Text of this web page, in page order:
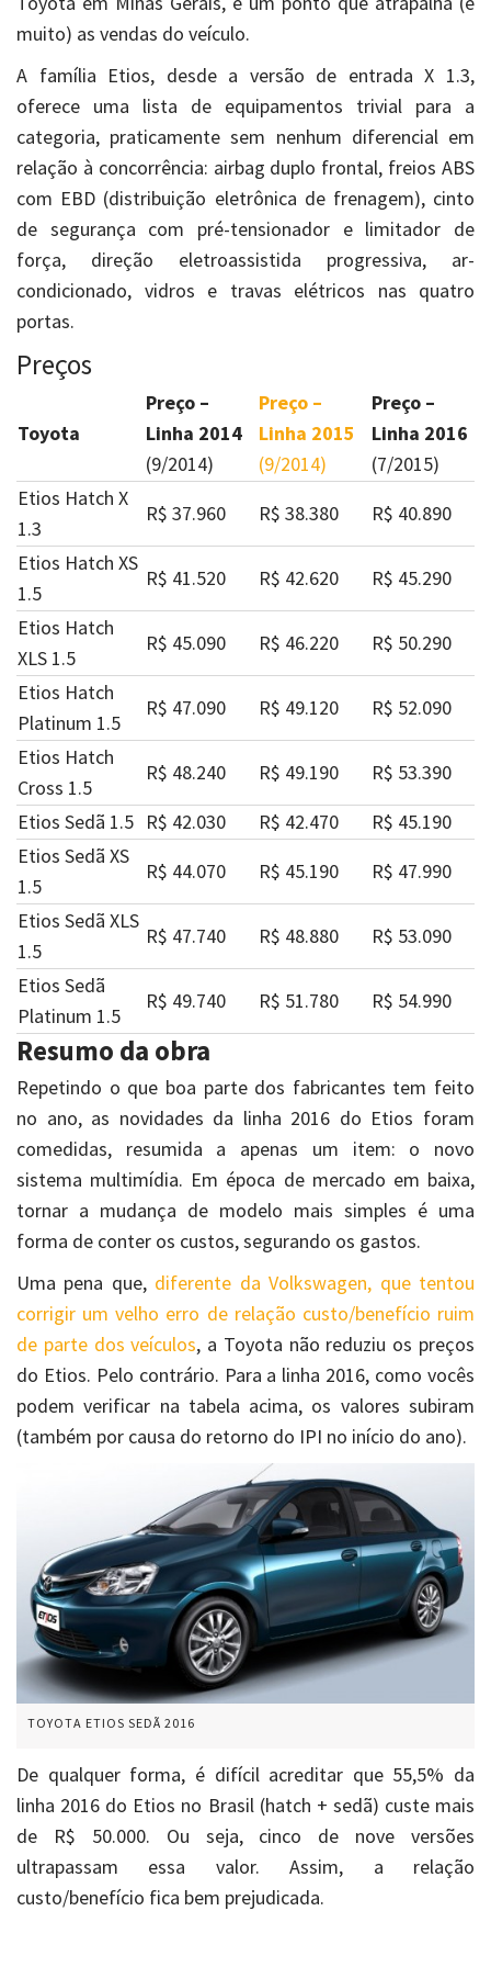
muito) as vendas do veículo.
A família Etios, desde a versão de entrada X 1.3,
oferece uma lista de equipamentos trivial para a
categoria, praticamente sem nenhum diferencial em
relação à concorrência: airbag duplo frontal, freios ABS
com EBD (distribuição eletrônica de frenagem), cinto
de segurança com pré-tensionador e limitador de
força, direção eletroassistida progressiva, ar-
condicionado, vidros e travas elétricos nas quatro
portas.
Preços
Toyota
Preço –
Linha 2014
(9/2014)
Preço –
Linha 2015
(9/2014)
Preço –
Linha 2016
(7/2015)
Etios Hatch X
1.3
R$ 37.960 R$ 38.380
R$ 40.890
Etios Hatch XS
1.5
R$ 41.520 R$ 42.620
R$ 45.290
Etios Hatch
XLS 1.5
R$ 45.090 R$ 46.220
R$ 50.290
Etios Hatch
Platinum 1.5
R$ 47.090 R$ 49.120
R$ 52.090
Etios Hatch
Cross 1.5
R$ 48.240 R$ 49.190
R$ 53.390
Etios Sedã 1.5 R$ 42.030 R$ 42.470
R$ 45.190
Etios Sedã XS
1.5
R$ 44.070 R$ 45.190
R$ 47.990
Etios Sedã XLS
1.5
R$ 47.740 R$ 48.880
R$ 53.090
Etios Sedã
Platinum 1.5
R$ 49.740 R$ 51.780 R$ 54.990
Resumo da obra
Repetindo o que boa parte dos fabricantes tem feito
no ano, as novidades da linha 2016 do Etios foram
comedidas, resumida a apenas um item: o novo
sistema multimídia. Em época de mercado em baixa,
tornar a mudança de modelo mais simples é uma
forma de conter os custos, segurando os gastos.
Uma pena que, diferente da Volkswagen, que tentou
corrigir um velho erro de relação custo/benefício ruim
de parte dos veículos, a Toyota não reduziu os preços
do Etios. Pelo contrário. Para a linha 2016, como vocês
podem verificar na tabela acima, os valores subiram
(também por causa do retorno do IPI no início do ano).
TOYOTA ETIOS SEDÃ 2016
De qualquer forma, é difícil acreditar que 55,5% da
linha 2016 do Etios no Brasil (hatch + sedã) custe mais
de R$ 50.000. Ou seja, cinco de nove versões
ultrapassam essa valor. Assim, a relação
custo/benefício fica bem prejudicada.